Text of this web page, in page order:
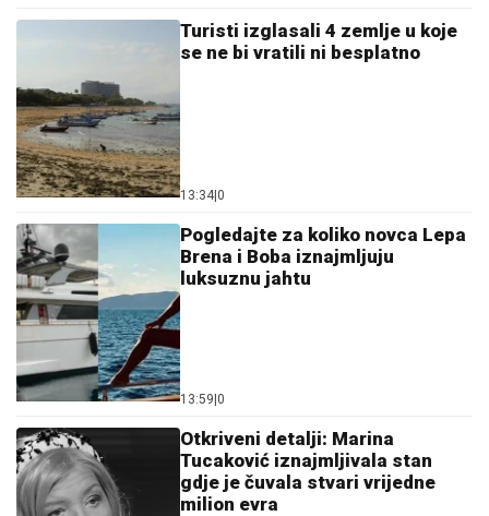
Turisti izglasali 4 zemlje u koje
se ne bi vratili ni besplatno
13:34 0
Pogledajte za koliko novca Lepa
Brena i Boba iznajmljuju
luksuznu jahtu
13:59 0
Otkriveni detalji: Marina
Tucaković iznajmljivala stan
gdje je čuvala stvari vrijedne
milion evra